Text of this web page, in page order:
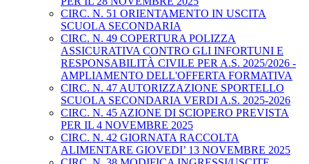
CIRC. N. 51 ORIENTAMENTO IN USCITA
SCUOLA SECONDARIA
CIRC. N. 49 COPERTURA POLIZZA
ASSICURATIVA CONTRO GLI INFORTUNI E
RESPONSABILITÀ CIVILE PER A.S. 2025/2026 -
AMPLIAMENTO DELL'OFFERTA FORMATIVA
CIRC. N. 47 AUTORIZZAZIONE SPORTELLO
SCUOLA SECONDARIA VERDI A.S. 2025-2026
CIRC. N. 45 AZIONE DI SCIOPERO PREVISTA
PER IL 4 NOVEMBRE 2025
CIRC. N. 42 GIORNATA RACCOLTA
ALIMENTARE GIOVEDI’ 13 NOVEMBRE 2025